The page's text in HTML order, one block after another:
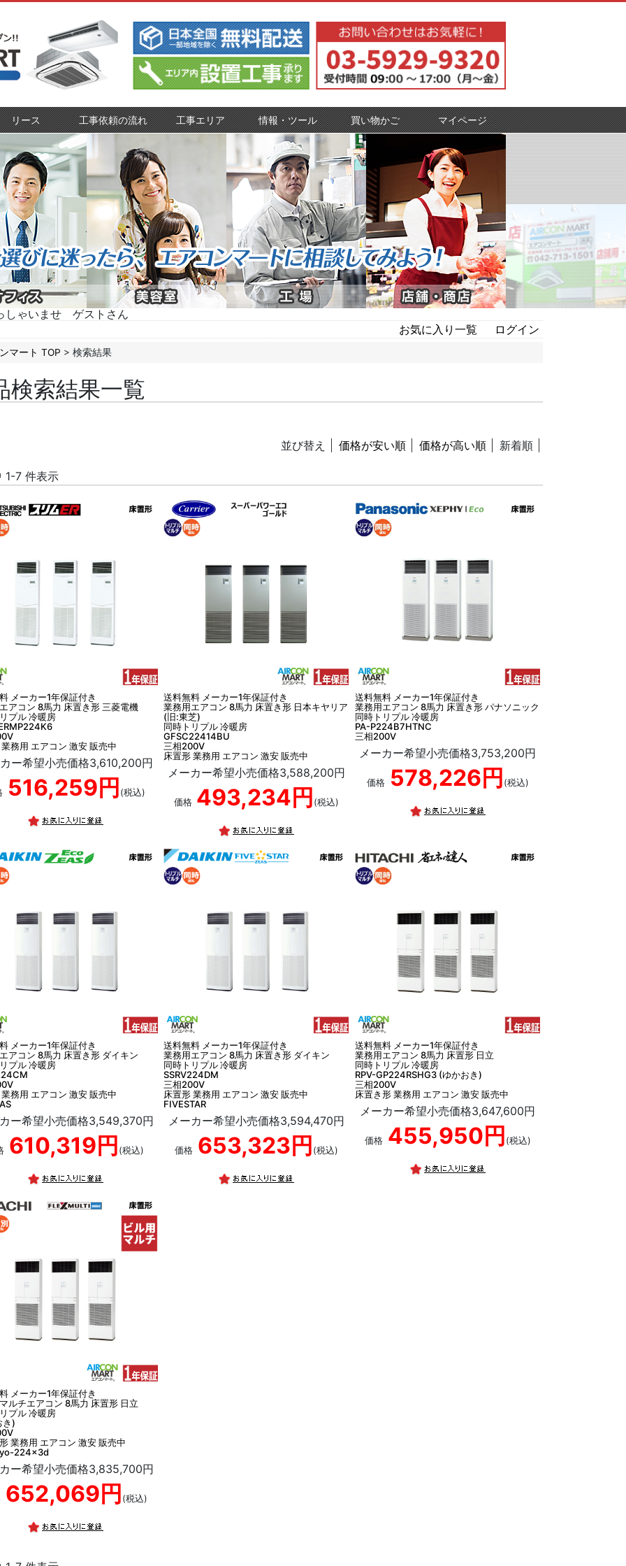
リース 工事依頼の流れ 工事エリア 情報・ツール 買い物かご マイページ
しゃいませ ゲストさん
お気に入り一覧
ログイン
マート TOP > 検索結果
検索結果一覧
並び替え 価格が安い順 価格が高い順 新着順
1-7 件表示
メーカー1年保証付き
アコン 8馬力 床置き形 三菱電機
プル 冷暖房
務用 エアコン 激安 販売中
ー希望小売価格3,610,200円
516,259円 (税込)
送料無料 メーカー1年保証付き
業務用エアコン 8馬力 床置き形 日本キヤリア
(旧:東芝)
同時トリプル 冷暖房
GFSC22414BU
三相200V
床置形 業務用 エアコン 激安 販売中
メーカー希望小売価格3,588,200円
価格 493,234円 (税込)
送料無料 メーカー1年保証付き
業務用エアコン 8馬力 床置き形 パナソニック
同時トリプル 冷暖房
PA-P224B7HTNC
三相200V
メーカー希望小売価格3,753,200円
価格 578,226円 (税込)
メーカー1年保証付き
アコン 8馬力 床置き形 ダイキン
プル 冷暖房
務用 エアコン 激安 販売中
ー希望小売価格3,549,370円
610,319円 (税込)
送料無料 メーカー1年保証付き
業務用エアコン 8馬力 床置き形 ダイキン
同時トリプル 冷暖房
SSRV224DM
三相200V
床置形 業務用 エアコン 激安 販売中
FIVESTAR
メーカー希望小売価格3,594,470円
価格 653,323円 (税込)
送料無料 メーカー1年保証付き
業務用エアコン 8馬力 床置形 日立
同時トリプル 冷暖房
RPV-GP224RSHG3 (ゆかおき)
三相200V
床置き形 業務用 エアコン 激安 販売中
メーカー希望小売価格3,647,600円
価格 455,950円 (税込)
メーカー1年保証付き
ルチエアコン 8馬力 床置形 日立
プル 冷暖房
き)
業務用 エアコン 激安 販売中
224x3d
ー希望小売価格3,835,700円
652,069円 (税込)